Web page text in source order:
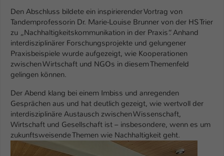
Show larger version
Den Abschluss bildete ein inspirierender Vortrag von
Tandemprofessorin Dr. Marie-Louise Brunner von der HS Trier
zu „Nachhaltigkeitskommunikation in der Praxis“. Anhand
interdisziplinärer Forschungsprojekte und gelungener
Praxisbeispiele wurde aufgezeigt, wie Kooperationen
zwischen Wirtschaft und NGOs in diesem Themenfeld
gelingen können.
Der Abend klang bei einem Imbiss und anregenden
Gesprächen aus und hat deutlich gezeigt, wie wertvoll der
interdisziplinäre Austausch zwischen Wissenschaft,
Wirtschaft und Gesellschaft ist – insbesondere, wenn es um
zukunftsweisende Themen wie Nachhaltigkeit geht.
Name be_typo_user
Anbieter TYPO3
Laufzeit
Zweck
Dieser Cookie teilt der Webseite mit, ob
ein Besucher im Typo3-Backend
angemeldet ist und Rechte besitzt diese
zu verwalten.